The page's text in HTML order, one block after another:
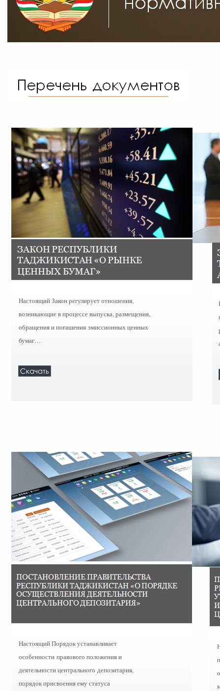
Настоящий Закон регулирует отношения,
возникающие в процессе выпуска, размещения,
обращения и погашения эмиссионных ценных
бумаг…
Настоящий Порядок устанавливает
особенности правового положения и
деятельности центрального депозитария,
порядок присвоения ему статуса